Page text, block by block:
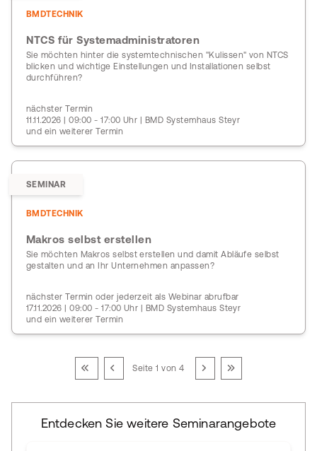
BMDTECHNIK
NTCS für Systemadministratoren
Sie möchten hinter die systemtechnischen "Kulissen" von NTCS
blicken und wichtige Einstellungen und Installationen selbst
durchführen?
nächster Termin
11.11.2026 | 09:00 - 17:00 Uhr | BMD Systemhaus Steyr
und ein weiterer Termin
SEMINAR
BMDTECHNIK
Makros selbst erstellen
Sie möchten Makros selbst erstellen und damit Abläufe selbst
gestalten und an Ihr Unternehmen anpassen?
nächster Termin oder jederzeit als Webinar abrufbar
17.11.2026 | 09:00 - 17:00 Uhr | BMD Systemhaus Steyr
und ein weiterer Termin
Seite 1 von 4
Entdecken Sie weitere Seminarangebote